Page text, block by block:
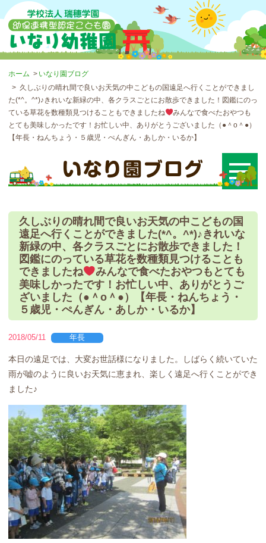
ホーム
いなり園ブログ
久しぶりの晴れ間で良いお天気の中こどもの国遠足へ行くことができまし
た(*^。^*)♪きれいな新緑の中、各クラスごとにお散歩できました！図鑑にのっ
ている草花を数種類見つけることもできましたね
みんなで食べたおやつも
とても美味しかったです！お忙しい中、ありがとうございました（●＾o＾●）
【年長・ねんちょう・５歳児・ぺんぎん・あしか・いるか】
久しぶりの晴れ間で良いお天気の中こどもの国
遠足へ行くことができました(*^。^*)♪きれいな
新緑の中、各クラスごとにお散歩できました！
図鑑にのっている草花を数種類見つけることも
できましたね
みんなで食べたおやつもとても
美味しかったです！お忙しい中、ありがとうご
ざいました（●＾o＾●）【年長・ねんちょう・
５歳児・ぺんぎん・あしか・いるか】
2018/05/11 年長
本日の遠足では、大変お世話様になりました。しばらく続いていた
雨が嘘のように良いお天気に恵まれ、楽しく遠足へ行くことができ
ました♪